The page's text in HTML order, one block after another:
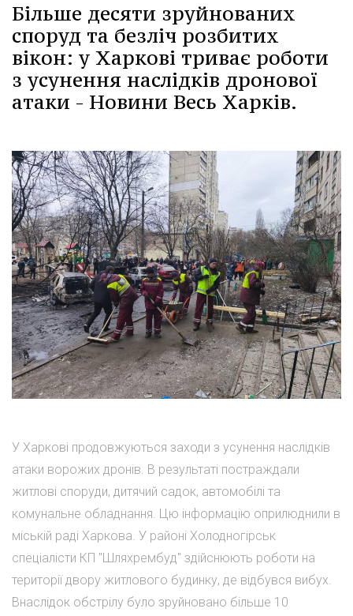
Більше десяти зруйнованих
споруд та безліч розбитих
вікон: у Харкові триває роботи
з усунення наслідків дронової
атаки - Новини Весь Харків.
У Харкові продовжуються заходи з усунення наслідків
атаки ворожих дронів. В результаті постраждали
житлові споруди, дитячий садок, автомобілі та
комунальне обладнання. Цю інформацію оприлюднили в
міській раді Харкова. У районі Холодногірськ
спеціалісти КП "Шляхрембуд" здійснюють роботи на
території двору житлового будинку, де відбувся вибух.
Внаслідок обстрілу було зруйновано більше 10